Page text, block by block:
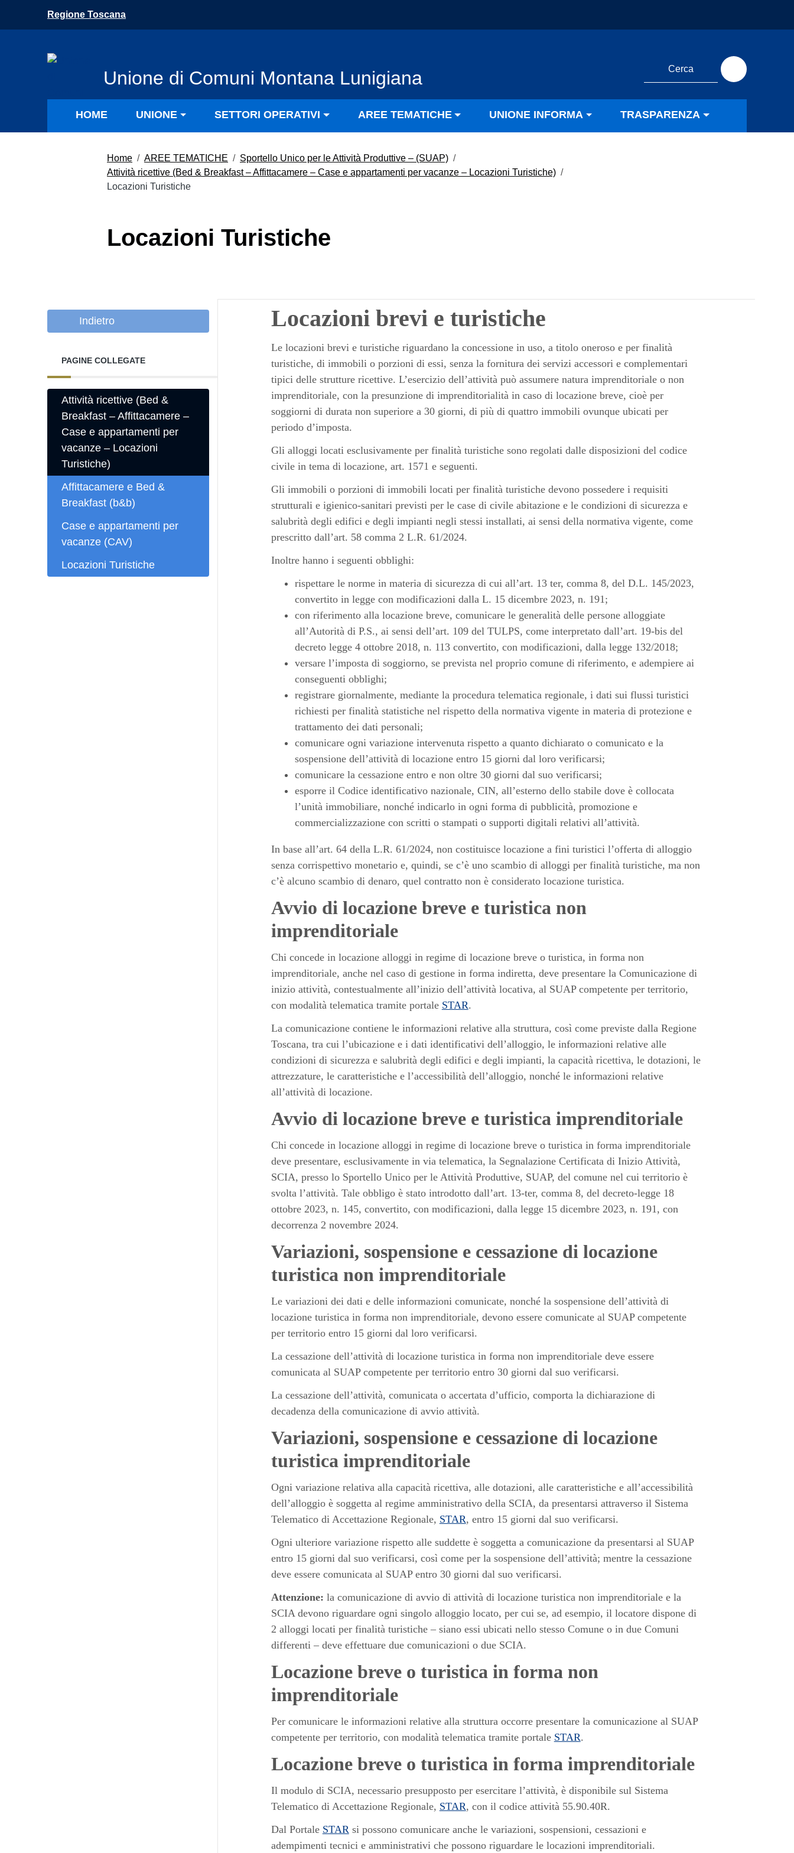
Vai al menu di navigazione
Regione Toscana
Unione di Comuni Montana Lunigiana
HOME UNIONE SETTORI OPERATIVI AREE TEMATICHE UNIONE INFORMA TRASPARENZA
Home / AREE TEMATICHE / Sportello Unico per le Attività Produttive – (SUAP) /
Attività ricettive (Bed & Breakfast – Affittacamere – Case e appartamenti per vacanze – Locazioni Turistiche) /
Locazioni Turistiche
Locazioni Turistiche
Indietro
PAGINE COLLEGATE
Attività ricettive (Bed &
Breakfast – Affittacamere –
Case e appartamenti per
vacanze – Locazioni
Turistiche)
Affittacamere e Bed &
Breakfast (b&b)
Case e appartamenti per
vacanze (CAV)
Locazioni Turistiche
Locazioni brevi e turistiche
Le locazioni brevi e turistiche riguardano la concessione in uso, a titolo oneroso e per finalità
turistiche, di immobili o porzioni di essi, senza la fornitura dei servizi accessori e complementari
tipici delle strutture ricettive. L’esercizio dell’attività può assumere natura imprenditoriale o non
imprenditoriale, con la presunzione di imprenditorialità in caso di locazione breve, cioè per
soggiorni di durata non superiore a 30 giorni, di più di quattro immobili ovunque ubicati per
periodo d’imposta.
Gli alloggi locati esclusivamente per finalità turistiche sono regolati dalle disposizioni del codice
civile in tema di locazione, art. 1571 e seguenti.
Gli immobili o porzioni di immobili locati per finalità turistiche devono possedere i requisiti
strutturali e igienico-sanitari previsti per le case di civile abitazione e le condizioni di sicurezza e
salubrità degli edifici e degli impianti negli stessi installati, ai sensi della normativa vigente, come
prescritto dall’art. 58 comma 2 L.R. 61/2024.
Inoltre hanno i seguenti obblighi:
rispettare le norme in materia di sicurezza di cui all’art. 13 ter, comma 8, del D.L. 145/2023,
convertito in legge con modificazioni dalla L. 15 dicembre 2023, n. 191;
con riferimento alla locazione breve, comunicare le generalità delle persone alloggiate
all’Autorità di P.S., ai sensi dell’art. 109 del TULPS, come interpretato dall’art. 19-bis del
decreto legge 4 ottobre 2018, n. 113 convertito, con modificazioni, dalla legge 132/2018;
versare l’imposta di soggiorno, se prevista nel proprio comune di riferimento, e adempiere ai
conseguenti obblighi;
registrare giornalmente, mediante la procedura telematica regionale, i dati sui flussi turistici
richiesti per finalità statistiche nel rispetto della normativa vigente in materia di protezione e
trattamento dei dati personali;
comunicare ogni variazione intervenuta rispetto a quanto dichiarato o comunicato e la
sospensione dell’attività di locazione entro 15 giorni dal loro verificarsi;
comunicare la cessazione entro e non oltre 30 giorni dal suo verificarsi;
esporre il Codice identificativo nazionale, CIN, all’esterno dello stabile dove è collocata
l’unità immobiliare, nonché indicarlo in ogni forma di pubblicità, promozione e
commercializzazione con scritti o stampati o supporti digitali relativi all’attività.
In base all’art. 64 della L.R. 61/2024, non costituisce locazione a fini turistici l’offerta di alloggio
senza corrispettivo monetario e, quindi, se c’è uno scambio di alloggi per finalità turistiche, ma non
c’è alcuno scambio di denaro, quel contratto non è considerato locazione turistica.
Avvio di locazione breve e turistica non
imprenditoriale
Chi concede in locazione alloggi in regime di locazione breve o turistica, in forma non
imprenditoriale, anche nel caso di gestione in forma indiretta, deve presentare la Comunicazione di
inizio attività, contestualmente all’inizio dell’attività locativa, al SUAP competente per territorio,
con modalità telematica tramite portale STAR.
La comunicazione contiene le informazioni relative alla struttura, così come previste dalla Regione
Toscana, tra cui l’ubicazione e i dati identificativi dell’alloggio, le informazioni relative alle
condizioni di sicurezza e salubrità degli edifici e degli impianti, la capacità ricettiva, le dotazioni, le
attrezzature, le caratteristiche e l’accessibilità dell’alloggio, nonché le informazioni relative
all’attività di locazione.
Avvio di locazione breve e turistica imprenditoriale
Chi concede in locazione alloggi in regime di locazione breve o turistica in forma imprenditoriale
deve presentare, esclusivamente in via telematica, la Segnalazione Certificata di Inizio Attività,
SCIA, presso lo Sportello Unico per le Attività Produttive, SUAP, del comune nel cui territorio è
svolta l’attività. Tale obbligo è stato introdotto dall’art. 13-ter, comma 8, del decreto-legge 18
ottobre 2023, n. 145, convertito, con modificazioni, dalla legge 15 dicembre 2023, n. 191, con
decorrenza 2 novembre 2024.
Variazioni, sospensione e cessazione di locazione
turistica non imprenditoriale
Le variazioni dei dati e delle informazioni comunicate, nonché la sospensione dell’attività di
locazione turistica in forma non imprenditoriale, devono essere comunicate al SUAP competente
per territorio entro 15 giorni dal loro verificarsi.
La cessazione dell’attività di locazione turistica in forma non imprenditoriale deve essere
comunicata al SUAP competente per territorio entro 30 giorni dal suo verificarsi.
La cessazione dell’attività, comunicata o accertata d’ufficio, comporta la dichiarazione di
decadenza della comunicazione di avvio attività.
Variazioni, sospensione e cessazione di locazione
turistica imprenditoriale
Ogni variazione relativa alla capacità ricettiva, alle dotazioni, alle caratteristiche e all’accessibilità
dell’alloggio è soggetta al regime amministrativo della SCIA, da presentarsi attraverso il Sistema
Telematico di Accettazione Regionale, STAR, entro 15 giorni dal suo verificarsi.
Ogni ulteriore variazione rispetto alle suddette è soggetta a comunicazione da presentarsi al SUAP
entro 15 giorni dal suo verificarsi, così come per la sospensione dell’attività; mentre la cessazione
deve essere comunicata al SUAP entro 30 giorni dal suo verificarsi.
Attenzione: la comunicazione di avvio di attività di locazione turistica non imprenditoriale e la
SCIA devono riguardare ogni singolo alloggio locato, per cui se, ad esempio, il locatore dispone di
2 alloggi locati per finalità turistiche – siano essi ubicati nello stesso Comune o in due Comuni
differenti – deve effettuare due comunicazioni o due SCIA.
Locazione breve o turistica in forma non
imprenditoriale
Per comunicare le informazioni relative alla struttura occorre presentare la comunicazione al SUAP
competente per territorio, con modalità telematica tramite portale STAR.
Locazione breve o turistica in forma imprenditoriale
Il modulo di SCIA, necessario presupposto per esercitare l’attività, è disponibile sul Sistema
Telematico di Accettazione Regionale, STAR, con il codice attività 55.90.40R.
Dal Portale STARsi possono comunicare anche le variazioni, sospensioni, cessazioni e
adempimenti tecnici e amministrativi che possono riguardare le locazioni imprenditoriali.